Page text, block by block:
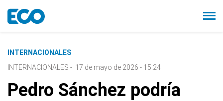
INTERNACIONALES
INTERNACIONALES - 17 de mayo de 2026 - 15:24
Pedro Sánchez podría